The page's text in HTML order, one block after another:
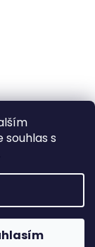
s
práva